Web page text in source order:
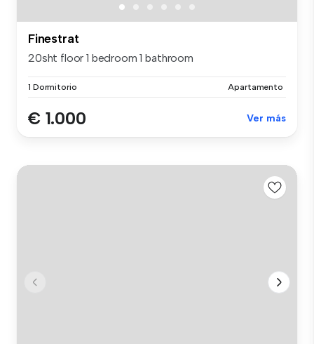
Finestrat
20sht floor 1 bedroom 1 bathroom
1 Dormitorio Apartamento
€ 1.000 Ver más